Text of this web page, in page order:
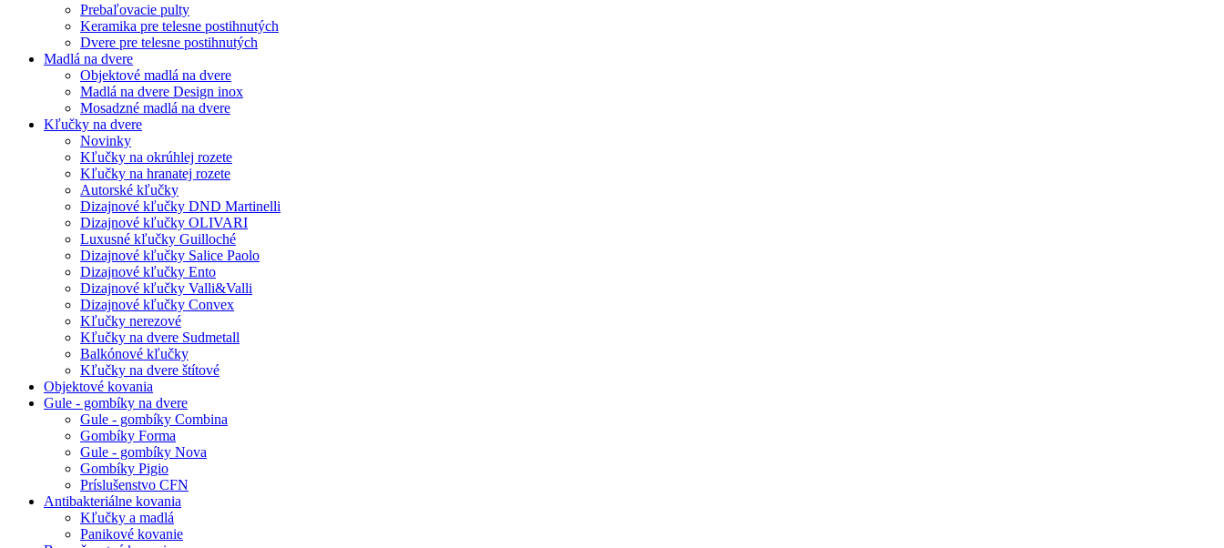
Prebaľovacie pulty
Keramika pre telesne postihnutých
Dvere pre telesne postihnutých
Madlá na dvere
Objektové madlá na dvere
Madlá na dvere Design inox
Mosadzné madlá na dvere
Kľučky na dvere
Novinky
Kľučky na okrúhlej rozete
Kľučky na hranatej rozete
Autorské kľučky
Dizajnové kľučky DND Martinelli
Dizajnové kľučky OLIVARI
Luxusné kľučky Guilloché
Dizajnové kľučky Salice Paolo
Dizajnové kľučky Ento
Dizajnové kľučky Valli&Valli
Dizajnové kľučky Convex
Kľučky nerezové
Kľučky na dvere Sudmetall
Balkónové kľučky
Kľučky na dvere štítové
Objektové kovania
Gule - gombíky na dvere
Gule - gombíky Combina
Gombíky Forma
Gule - gombíky Nova
Gombíky Pigio
Príslušenstvo CFN
Antibakteriálne kovania
Kľučky a madlá
Panikové kovanie